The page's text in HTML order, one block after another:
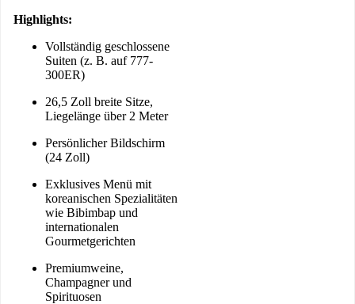
Highlights:
Vollständig geschlossene
Suiten (z. B. auf 777-
300ER)
26,5 Zoll breite Sitze,
Liegelänge über 2 Meter
Persönlicher Bildschirm
(24 Zoll)
Exklusives Menü mit
koreanischen Spezialitäten
wie Bibimbap und
internationalen
Gourmetgerichten
Premiumweine,
Champagner und
Spirituosen